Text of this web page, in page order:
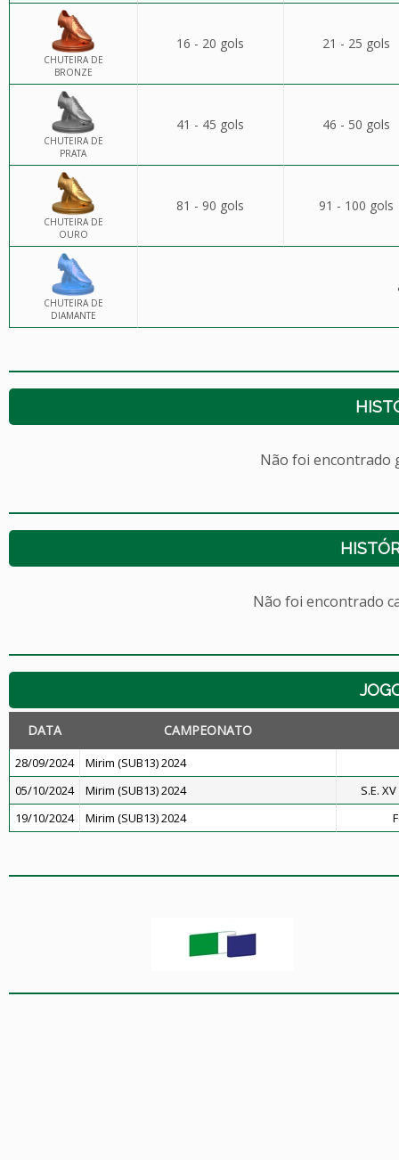
CHUTEIRA DE
BRONZE
16 - 20 gols 21 - 25 gols
CHUTEIRA DE
PRATA
41 - 45 gols 46 - 50 gols
CHUTEIRA DE
OURO
81 - 90 gols 91 - 100 gols
CHUTEIRA DE
DIAMANTE
Não foi encontrado
Não foi encontrado
DATA CAMPEONATO
28/09/2024
Mirim (SUB13) 2024
05/10/2024
Mirim (SUB13) 2024
S.E.
19/10/2024
Mirim (SUB13) 2024